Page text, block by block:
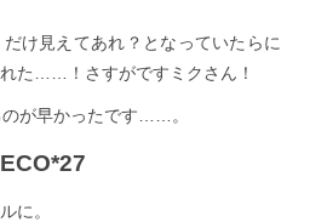
け見えてあれ？となっていたらに
た……！さすがですミクさん！
が早かったです……。
に。